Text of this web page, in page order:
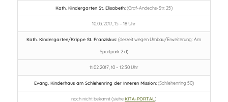
Kath. Kindergarten St. Elisabeth:(Graf-Andechs-Str. 25)
10.03.2017, 15 – 18 Uhr
Kath. Kindergarten/Krippe St. Franziskus:(derzeit wegen Umbau/Erweiterung: Am
Sportpark 2 d)
11.02.2017, 10 – 12:30 Uhr
Evang. Kinderhaus am Schlehenring der Inneren Mission:(Schlehenring 50)
noch nicht bekannt (sieheKITA-PORTAL)